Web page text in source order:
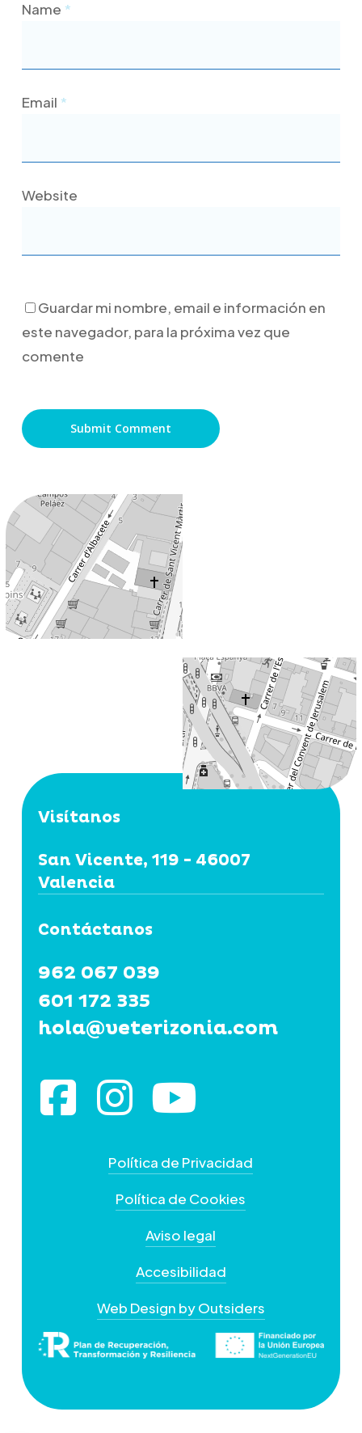
Name *
Email *
Website
Guardar mi nombre, email e información en
este navegador, para la próxima vez que
comente
Visítanos
San Vicente, 119 - 46007
Valencia
Contáctanos
962 067 039
601 172 335
hola@veterizonia.com
Política de Privacidad
Política de Cookies
Aviso legal
Accesibilidad
Web Design by Outsiders